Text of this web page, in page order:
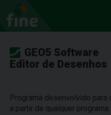
GEO5 Software
Editor de Desenhos
Programa desenvolvido para
a partir de qualquer programa